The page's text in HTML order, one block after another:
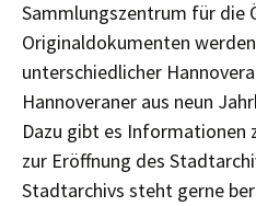
Sammlungszentrum für die
Originaldokumenten
unterschiedlicher
Hannoveraner aus neun
Dazu gibt es Informationen
zur Eröffnung des
Stadtarchivs steht gerne